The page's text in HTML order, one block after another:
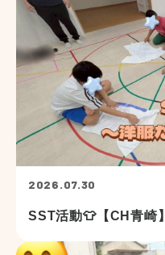
2026.07.30
SST活動👕【CH青崎】